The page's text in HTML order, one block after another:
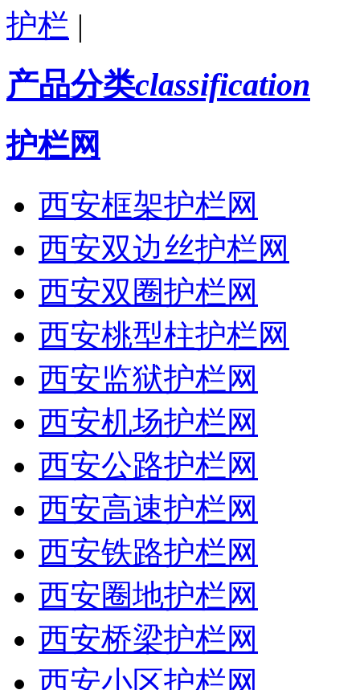
护栏 |
产品分类classification
护栏网
西安框架护栏网
西安双边丝护栏网
西安双圈护栏网
西安桃型柱护栏网
西安监狱护栏网
西安机场护栏网
西安公路护栏网
西安高速护栏网
西安铁路护栏网
西安圈地护栏网
西安桥梁护栏网
西安小区护栏网